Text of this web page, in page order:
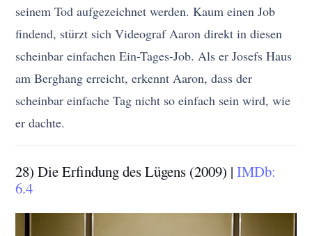
seinem Tod aufgezeichnet werden. Kaum einen Job
findend, stürzt sich Videograf Aaron direkt in diesen
scheinbar einfachen Ein-Tages-Job. Als er Josefs Haus
am Berghang erreicht, erkennt Aaron, dass der
scheinbar einfache Tag nicht so einfach sein wird, wie
er dachte.
28) Die Erfindung des Lügens (2009) |IMDb:
6.4